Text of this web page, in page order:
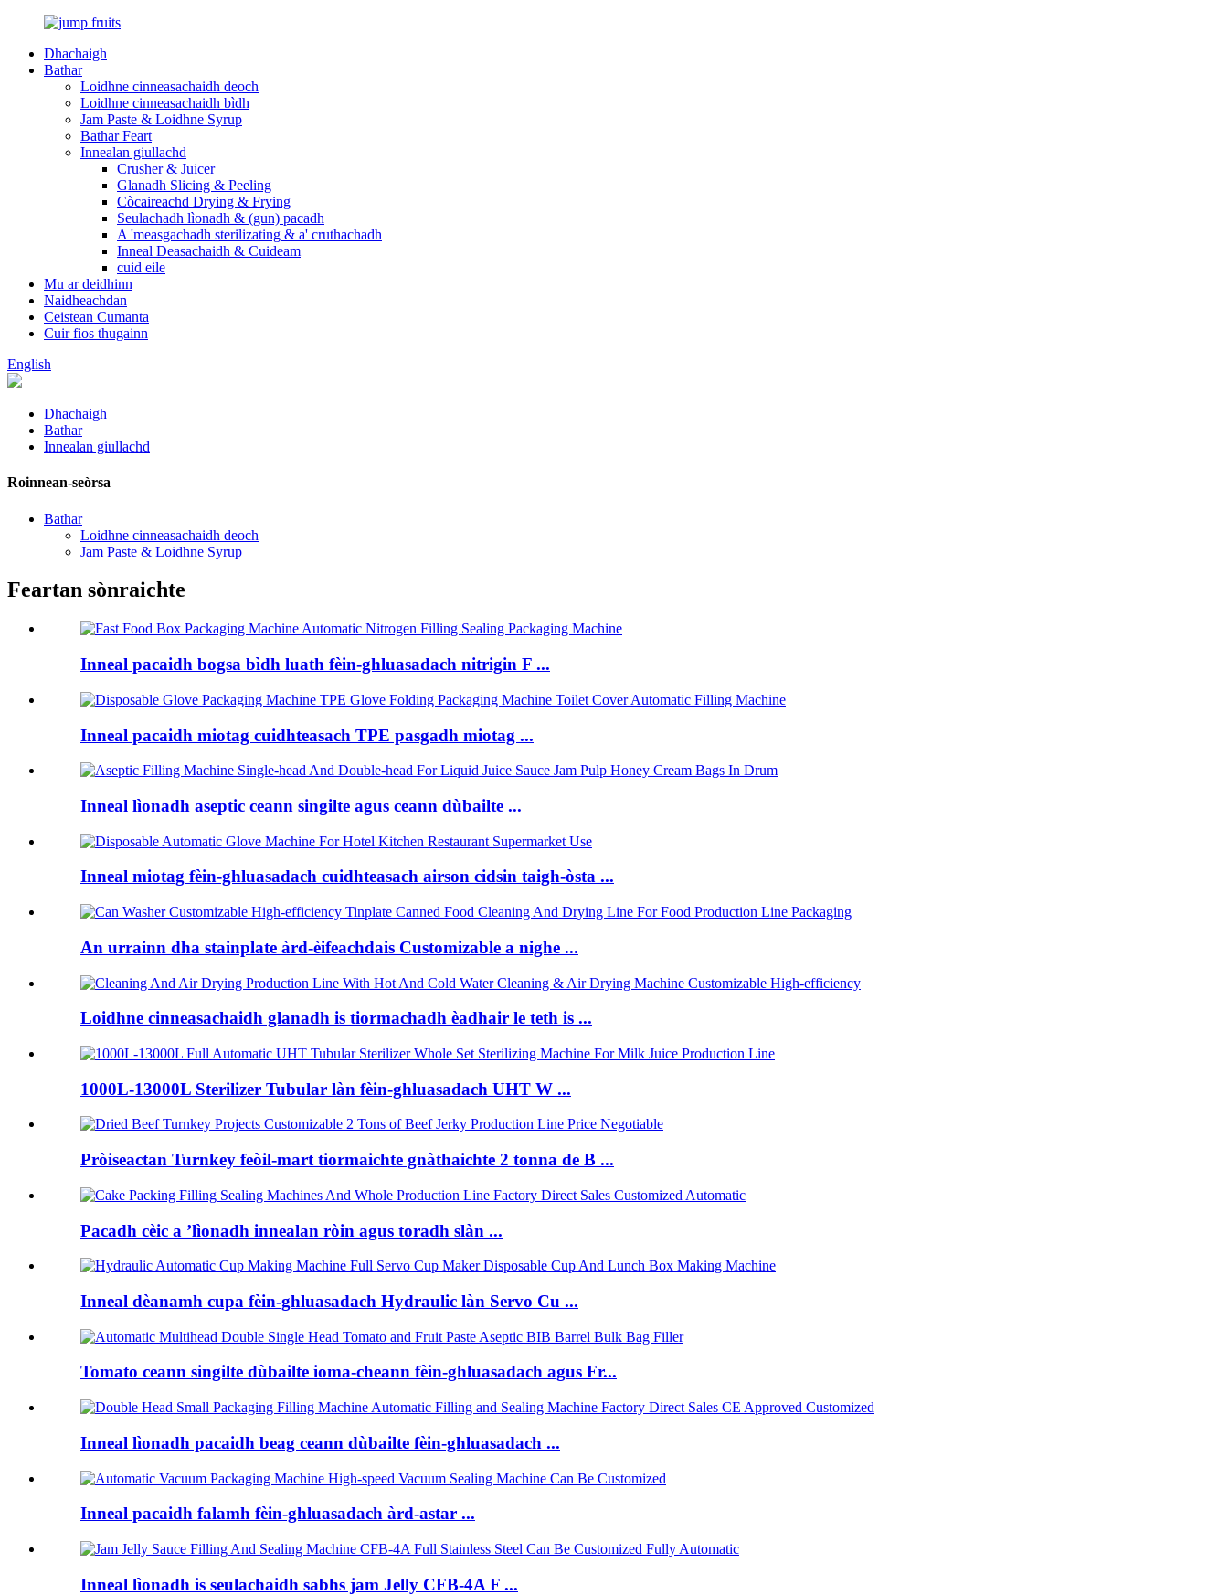
Dhachaigh
Bathar
Loidhne cinneasachaidh deoch
Loidhne cinneasachaidh bìdh
Jam Paste & Loidhne Syrup
Bathar Feart
Innealan giullachd
Crusher & Juicer
Glanadh Slicing & Peeling
Còcaireachd Drying & Frying
Seulachadh lìonadh & (gun) pacadh
A 'measgachadh sterilizating & a' cruthachadh
Inneal Deasachaidh & Cuideam
cuid eile
Mu ar deidhinn
Naidheachdan
Ceistean Cumanta
Cuir fios thugainn
English
Dhachaigh
Bathar
Innealan giullachd
Roinnean-seòrsa
Bathar
Loidhne cinneasachaidh deoch
Jam Paste & Loidhne Syrup
Feartan sònraichte
Inneal pacaidh bogsa bìdh luath fèin-ghluasadach nitrigin F ...
Inneal pacaidh miotag cuidhteasach TPE pasgadh miotag ...
Inneal lìonadh aseptic ceann singilte agus ceann dùbailte ...
Inneal miotag fèin-ghluasadach cuidhteasach airson cidsin taigh-òsta ...
An urrainn dha stainplate àrd-èifeachdais Customizable a nighe ...
Loidhne cinneasachaidh glanadh is tiormachadh èadhair le teth is ...
1000L-13000L Sterilizer Tubular làn fèin-ghluasadach UHT W ...
Pròiseactan Turnkey feòil-mart tiormaichte gnàthaichte 2 tonna de B ...
Pacadh cèic a ’lìonadh innealan ròin agus toradh slàn ...
Inneal dèanamh cupa fèin-ghluasadach Hydraulic làn Servo Cu ...
Tomato ceann singilte dùbailte ioma-cheann fèin-ghluasadach agus Fr...
Inneal lìonadh pacaidh beag ceann dùbailte fèin-ghluasadach ...
Inneal pacaidh falamh fèin-ghluasadach àrd-astar ...
Inneal lìonadh is seulachaidh sabhs jam Jelly CFB-4A F ...